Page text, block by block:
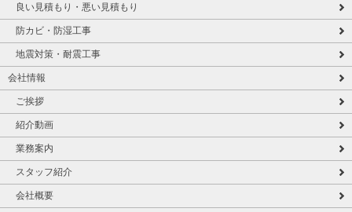
良い見積もり・悪い見積もり
防カビ・防湿工事
地震対策・耐震工事
会社情報
ご挨拶
紹介動画
業務案内
スタッフ紹介
会社概要